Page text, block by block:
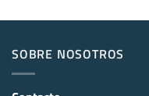
SOBRE NOSOTROS